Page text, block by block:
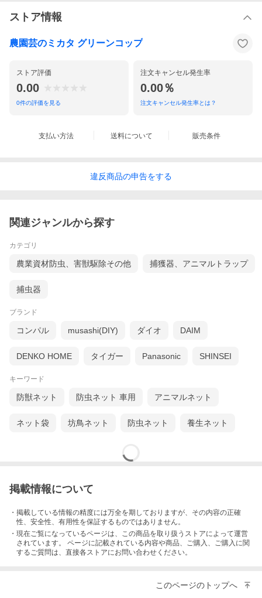
ストア情報
農園芸のミカタ グリーンコップ
ストア評価
0.00
0件の評価を見る
注文キャンセル発生率
0.00％
注文キャンセル発生率とは？
支払い方法 送料について 販売条件
違反商品の申告をする
関連ジャンルから探す
カテゴリ
農業資材防虫、害獣駆除その他 捕獲器、アニマルトラップ
捕虫器
ブランド
コンパル musashi(DIY) ダイオ DAIM
DENKO HOME タイガー Panasonic SHINSEI
キーワード
防獣ネット 防虫ネット 車用 アニマルネット
ネット袋 坊鳥ネット 防虫ネット 養生ネット
掲載情報について
・掲載している情報の精度には万全を期しておりますが、その内容の正確
性、安全性、有用性を保証するものではありません。
・現在ご覧になっているページは、この商品を取り扱うストアによって運営
されています。 ページに記載されている内容や商品、ご購入 、ご購入に関
するご質問は、直接各ストアにお問い合わせください。
このページのトップへ